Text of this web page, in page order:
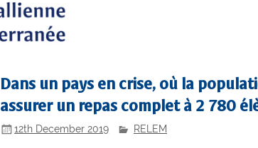
Dans un pays en crise, où la
assurer un repas complet à 2 780
12th December 2019 RELEM